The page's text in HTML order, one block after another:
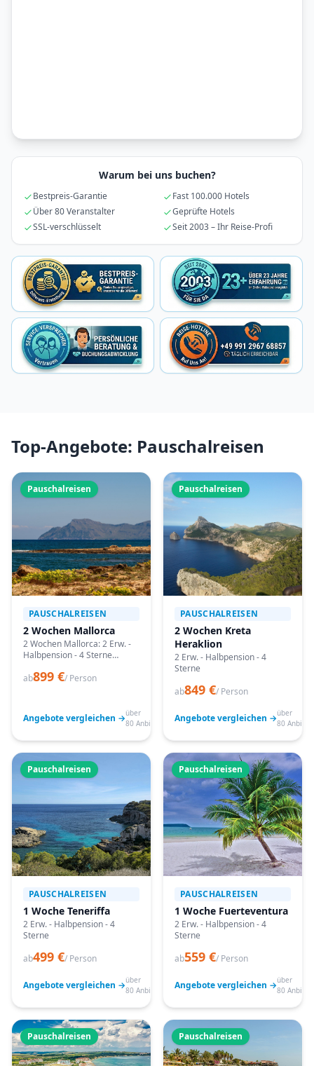
Warum bei uns buchen?
Bestpreis-Garantie
Fast 100.000 Hotels
Über 80 Veranstalter
Geprüfte Hotels
SSL-verschlüsselt
Seit 2003 – Ihr Reise-Profi
Top-Angebote: Pauschalreisen
Pauschalreisen
PAUSCHALREISEN
2 Wochen Mallorca
2 Wochen Mallorca: 2 Erw. -
Halbpension - 4 Sterne
passende Termine prüfen
ab899 €/ Person
Angebote vergleichen →über
80 Anbieter
Pauschalreisen
PAUSCHALREISEN
2 Wochen Kreta
Heraklion
2 Erw. - Halbpension - 4
Sterne
ab849 €/ Person
Angebote vergleichen →über
80
Pauschalreisen
PAUSCHALREISEN
1 Woche Teneriffa
2 Erw. - Halbpension - 4
Sterne
ab499 €/ Person
Angebote vergleichen →über
80 Anbieter
Pauschalreisen
PAUSCHALREISEN
1 Woche Fuerteventura
2 Erw. - Halbpension - 4
Sterne
ab559 €/ Person
Angebote vergleichen →über
80
Pauschalreisen Pauschalreisen